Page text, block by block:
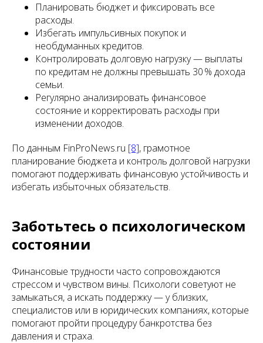
Планировать бюджет и фиксировать все
расходы.
Избегать импульсивных покупок и
необдуманных кредитов.
Контролировать долговую нагрузку — выплаты
по кредитам не должны превышать 30 % дохода
семьи.
Регулярно анализировать финансовое
состояние и корректировать расходы при
изменении доходов.
По данным FinProNews.ru [8], грамотное
планирование бюджета и контроль долговой нагрузки
помогают поддерживать финансовую устойчивость и
избегать избыточных обязательств.
Заботьтесь о психологическом
состоянии
Финансовые трудности часто сопровождаются
стрессом и чувством вины. Психологи советуют не
замыкаться, а искать поддержку — у близких,
специалистов или в юридических компаниях, которые
помогают пройти процедуру банкротства без
давления и страха.